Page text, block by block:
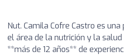
Nut. Camila Cofre Castro es
el área de la nutrición y la salud
**más de 12 años** de